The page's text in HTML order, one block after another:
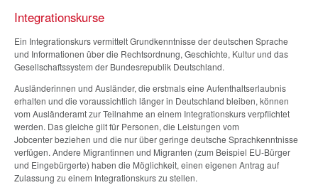
Integrationskurse
Ein Integrationskurs vermittelt Grundkenntnisse der deutschen Sprache
und Informationen über die Rechtsordnung, Geschichte, Kultur und das
Gesellschaftssystem der Bundesrepublik Deutschland.
Ausländerinnen und Ausländer, die erstmals eine Aufenthaltserlaubnis
erhalten und die voraussichtlich länger in Deutschland bleiben, können
vom Ausländeramt zur Teilnahme an einem Integrationskurs verpflichtet
werden. Das gleiche gilt für Personen, die Leistungen vom
Jobcenter beziehen und die nur über geringe deutsche Sprachkenntnisse
verfügen. Andere Migrantinnen und Migranten (zum Beispiel EU-Bürger
und Eingebürgerte) haben die Möglichkeit, einen eigenen Antrag auf
Zulassung zu einem Integrationskurs zu stellen.